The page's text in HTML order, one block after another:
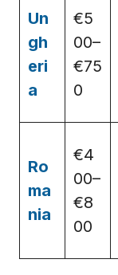
Un
gh
eri
a
€5
00–
€75
0
Ro
ma
nia
€4
00–
€8
00